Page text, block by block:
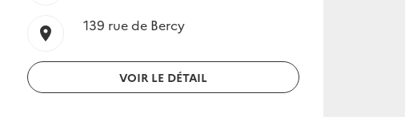
location_on 139 rue de Bercy
VOIR LE DÉTAIL